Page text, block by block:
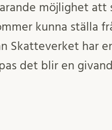
möjlighet att
kunna ställa
Skatteverket har
det blir en